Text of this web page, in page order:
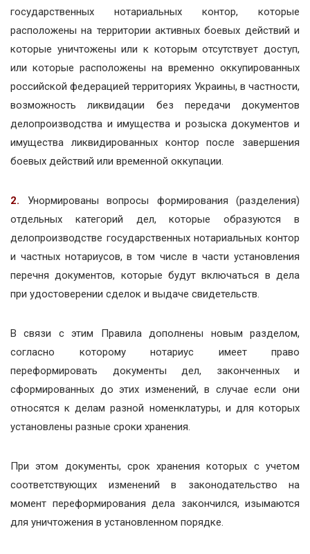
государственных нотариальных контор, которые
расположены на территории активных боевых действий и
которые уничтожены или к которым отсутствует доступ,
или которые расположены на временно оккупированных
российской федерацией территориях Украины, в частности,
возможность ликвидации без передачи документов
делопроизводства и имущества и розыска документов и
имущества ликвидированных контор после завершения
боевых действий или временной оккупации.
2.
Унормированы вопросы формирования (разделения)
отдельных категорий дел, которые образуются в
делопроизводстве государственных нотариальных контор
и частных нотариусов, в том числе в части установления
перечня документов, которые будут включаться в дела
при удостоверении сделок и выдаче свидетельств.
В связи с этим Правила дополнены новым разделом,
согласно которому нотариус имеет право
переформировать документы дел, законченных и
сформированных до этих изменений, в случае если они
относятся к делам разной номенклатуры, и для которых
установлены разные сроки хранения.
При этом документы, срок хранения которых с учетом
соответствующих изменений в законодательство на
момент переформирования дела закончился, изымаются
для уничтожения в установленном порядке.